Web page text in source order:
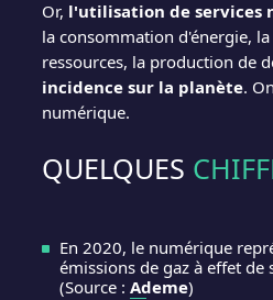
Or, l'utilisation de services
la consommation d'énergie,
ressources, la production de
incidence sur la planète.
numérique.
QUELQUES
En 2020, le numérique
émissions de gaz à effet de
(Source : Ademe)